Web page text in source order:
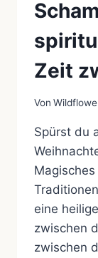
Zeit
Von
Spürst du
eine
zwischen
zwischen